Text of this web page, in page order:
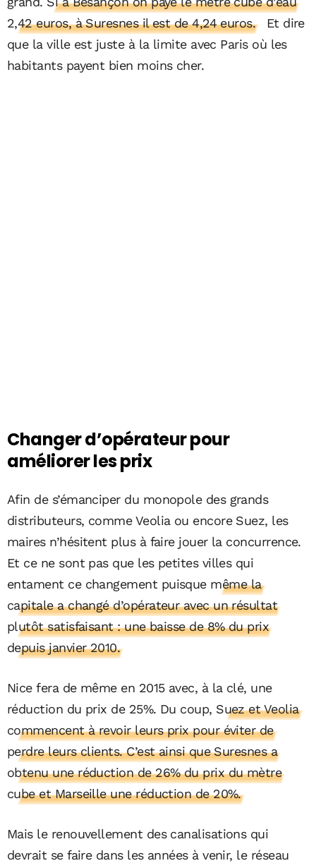
2,42 euros, à Suresnes il est de 4,24 euros.
Et dire
que la ville est juste à la limite avec Paris où les
habitants payent bien moins cher.
Changer d’opérateur pour
améliorer les prix
Afin de s’émanciper du monopole des grands
distributeurs, comme Veolia ou encore Suez, les
maires n’hésitent plus à faire jouer la concurrence.
Et ce ne sont pas que les petites villes qui
entament ce changement puisque même la
capitale a changé d’opérateur avec un résultat
plutôt satisfaisant : une baisse de 8% du prix
depuis janvier 2010.
Nice fera de même en 2015 avec, à la clé, une
réduction du prix de 25%. Du coup, Suez et Veolia
commencent à revoir leurs prix pour éviter de
perdre leurs clients. C’est ainsi que Suresnes a
obtenu une réduction de 26% du prix du mètre
cube et Marseille une réduction de 20%.
Mais le renouvellement des canalisations qui
devrait se faire dans les années à venir, le réseau